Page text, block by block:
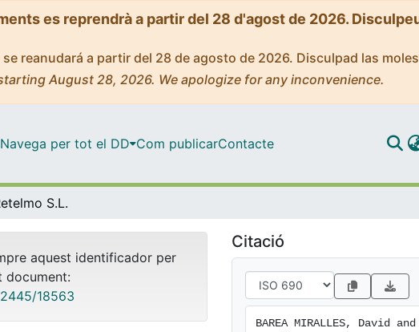
es reprendrà a partir del 28 d'agost de 2026.
reanudará a partir del 28 de agosto de 2026. Disculpad las
August 28, 2026. We apologize for any inconvenience.
Navega per tot el DD Com publicarContacte
S.L.
aquest identificador per
document:
18563
Citació
BAREA MIRALLES, David